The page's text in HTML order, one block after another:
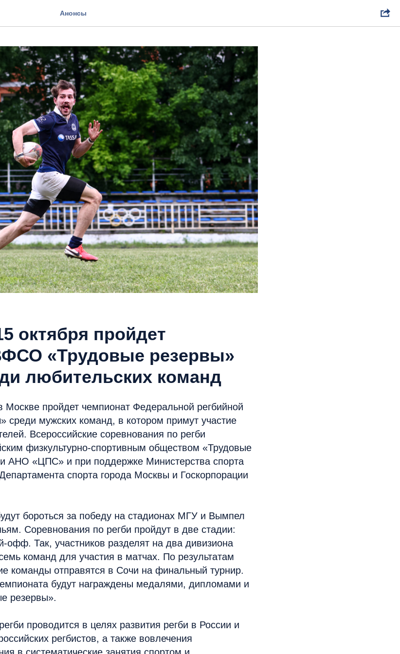
Анонсы
октября пройдет
«Трудовые резервы»
любительских команд
Москве пройдет чемпионат Федеральной регбийной
среди мужских команд, в котором примут участие
Всероссийские соревнования по регби
физкультурно-спортивным обществом «Трудовые
АНО «ЦПС» и при поддержке Министерства спорта
спорта города Москвы и Госкорпорации
бороться за победу на стадионах МГУ и Вымпел
Соревнования по регби пройдут в две стадии:
офф. Так, участников разделят на два дивизиона
команд для участия в матчах. По результатам
команды отправятся в Сочи на финальный турнир.
будут награждены медалями, дипломами и
резервы».
проводится в целях развития регби в России и
регбистов, а также вовлечения